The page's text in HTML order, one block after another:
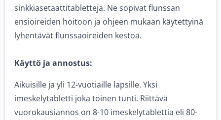
sinkkiasetaattitabletteja. Ne sopivat flunssan
ensioireiden hoitoon ja ohjeen mukaan käytettyinä
lyhentävät flunssaoireiden kestoa.
Käyttö ja annostus:
Aikuisille ja yli 12-vuotiaille lapsille. Yksi
imeskelytabletti joka toinen tunti. Riittävä
vuorokausiannos on 8-10 imeskelytablettia eli 80-